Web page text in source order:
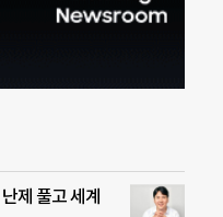
제 풀고 세계